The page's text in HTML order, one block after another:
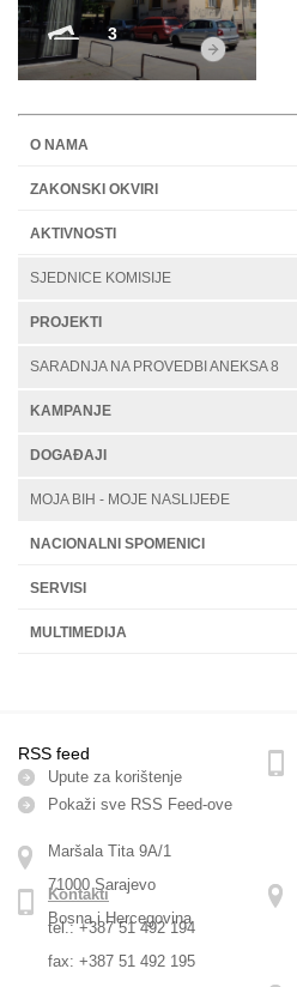
3
O NAMA
ZAKONSKI OKVIRI
AKTIVNOSTI
SJEDNICE KOMISIJE
PROJEKTI
SARADNJA NA PROVEDBI ANEKSA 8
KAMPANJE
DOGAĐAJI
MOJA BIH - MOJE NASLIJEĐE
NACIONALNI SPOMENICI
SERVISI
MULTIMEDIJA
RSS feed
Upute za korištenje
Pokaži sve RSS Feed-оve
Maršala Tita 9A/1
71000 Sarajevo
Bosna i Hercegovina
Kontakti
tel.: +387 51 492 194
fax: +387 51 492 195